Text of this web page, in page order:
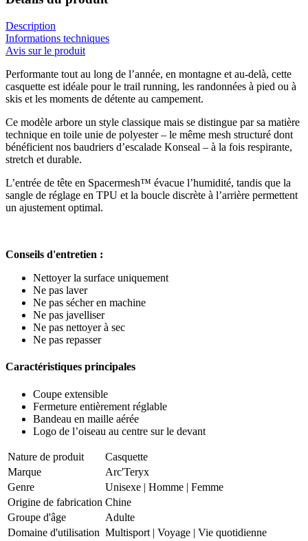
Description
Informations techniques
Avis sur le produit
Performante tout au long de l’année, en montagne et au-delà, cette
casquette est idéale pour le trail running, les randonnées à pied ou à
skis et les moments de détente au campement.
Ce modèle arbore un style classique mais se distingue par sa matière
technique en toile unie de polyester – le même mesh structuré dont
bénéficient nos baudriers d’escalade Konseal – à la fois respirante,
stretch et durable.
L’entrée de tête en Spacermesh™ évacue l’humidité, tandis que la
sangle de réglage en TPU et la boucle discrète à l’arrière permettent
un ajustement optimal.
Conseils d'entretien :
Nettoyer la surface uniquement
Ne pas laver
Ne pas sécher en machine
Ne pas javelliser
Ne pas nettoyer à sec
Ne pas repasser
Caractéristiques principales
Coupe extensible
Fermeture entièrement réglable
Bandeau en maille aérée
Logo de l’oiseau au centre sur le devant
Nature de produit
Casquette
Marque
Arc'Teryx
Genre
Unisexe | Homme | Femme
Origine de fabrication Chine
Groupe d'âge
Adulte
Domaine d'utilisation Multisport | Voyage | Vie quotidienne